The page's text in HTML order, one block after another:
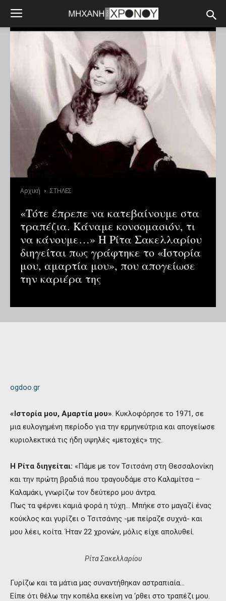
Αρχική ΣΤΗΛΕΣ
«Τότε έπρεπε να κατεβαίνουμε στα
τραπέζια. Κάναμε κονσομασιόν, τι
να κάνουμε…» Η Ρίτα Σακελλαρίου
διηγείται πως γράφτηκε το «Ιστορία
μου, αμαρτία μου», που απογείωσε
την καριέρα της
ogdoo.gr
«Ιστορία μου, Αμαρτία μου». Κυκλοφόρησε το 1971, σε
μια ευλογημένη περίοδο για την ερμηνεύτρια και απογείωσε
κυριολεκτικά τις ήδη υψηλές «μετοχές» της.
Η Ρίτα διηγείται: «Πάμε με τον Τσιτσάνη στη Θεσσαλονίκη
και την πρώτη βραδιά που τραγουδάμε στο Καλαμίτσα –
Καλαμάκι, γνωρίζω τον δεύτερο μου άντρα.
Πως τα φέρνει καμιά φορά η τύχη… Μπήκε στο μαγαζί ένας
κούκλος και γυρίζει ο Τσιτσάνης -με πείραζε συχνά- και
μου λέει, κοίτα. Ήταν 22 χρονών, μόλις είχε απολυθεί.
Ρίτα Σακελλαρίου
Γυρίζω και τα μάτια μας συναντήθηκαν αστραπιαία…
Είπε ότι θέλω την κοπέλα εκείνη να ‘ρθει στο τραπέζι μου.